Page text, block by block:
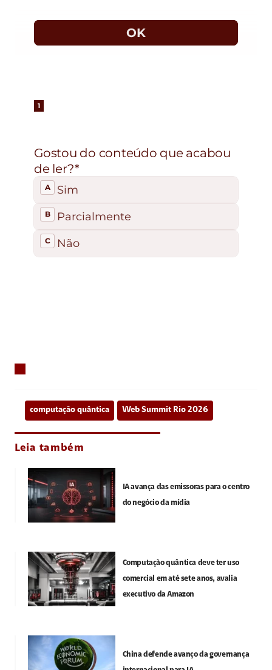
computação quântica Web Summit Rio 2026
Leia também
IA avança das emissoras para o centro
do negócio da mídia
Computação quântica deve ter uso
comercial em até sete anos, avalia
executivo da Amazon
China defende avanço da governança